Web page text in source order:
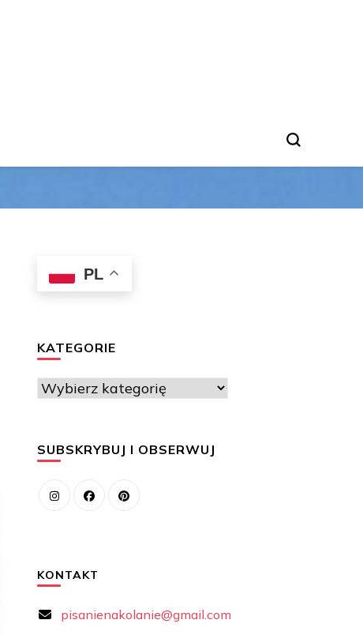
PL
KATEGORIE
Kategorie
SUBSKRYBUJ I OBSERWUJ
KONTAKT
pisanienakolanie@gmail.com